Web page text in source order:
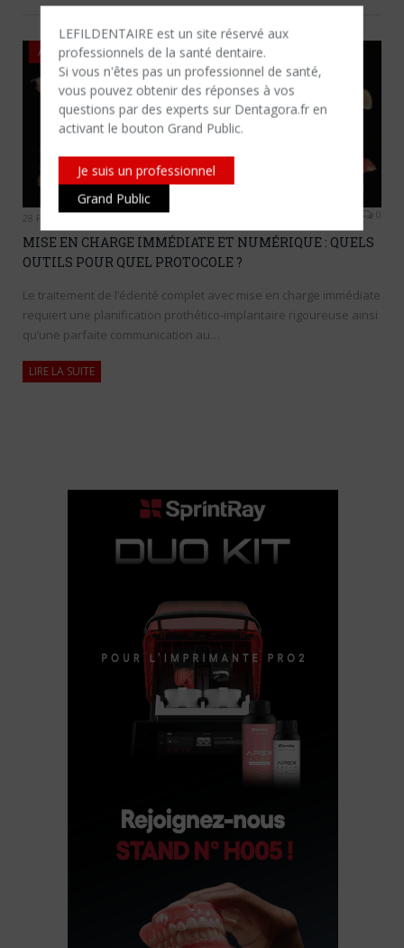
LEFILDENTAIRE est un site réservé aux
professionnels de la santé dentaire.
Si vous n'êtes​ pas un professionnel de santé,
vous pouvez obtenir des réponses à vos
questions par des experts sur Dentagora.fr en
activant le bouton Grand Public.
Je suis un professionnel
Grand Public
ARTICLES
28 FÉVRIER 2022 0
MISE EN CHARGE IMMÉDIATE ET NUMÉRIQUE : QUELS
OUTILS POUR QUEL PROTOCOLE ?
Le traitement de l’édenté complet avec mise en charge immédiate
requiert une planification prothético-implantaire rigoureuse ainsi
qu’une parfaite communication au…
LIRE LA SUITE